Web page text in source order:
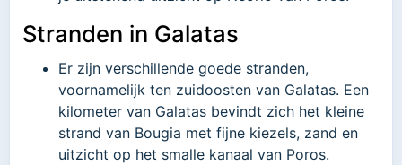
Stranden in Galatas
Er zijn verschillende goede stranden,
voornamelijk ten zuidoosten van Galatas. Een
kilometer van Galatas bevindt zich het kleine
strand van Bougia met fijne kiezels, zand en
uitzicht op het smalle kanaal van Poros.